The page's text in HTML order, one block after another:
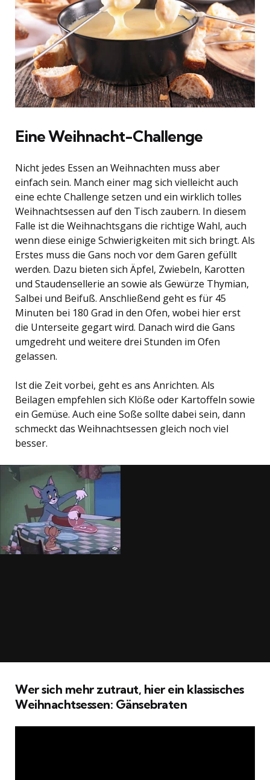
Eine Weihnacht-Challenge
Nicht jedes Essen an Weihnachten muss aber
einfach sein. Manch einer mag sich vielleicht auch
eine echte Challenge setzen und ein wirklich tolles
Weihnachtsessen auf den Tisch zaubern. In diesem
Falle ist die Weihnachtsgans die richtige Wahl, auch
wenn diese einige Schwierigkeiten mit sich bringt. Als
Erstes muss die Gans noch vor dem Garen gefüllt
werden. Dazu bieten sich Äpfel, Zwiebeln, Karotten
und Staudensellerie an sowie als Gewürze Thymian,
Salbei und Beifuß. Anschließend geht es für 45
Minuten bei 180 Grad in den Ofen, wobei hier erst
die Unterseite gegart wird. Danach wird die Gans
umgedreht und weitere drei Stunden im Ofen
gelassen.
Ist die Zeit vorbei, geht es ans Anrichten. Als
Beilagen empfehlen sich Klöße oder Kartoffeln sowie
ein Gemüse. Auch eine Soße sollte dabei sein, dann
schmeckt das Weihnachtsessen gleich noch viel
besser.
Wer sich mehr zutraut, hier ein klassisches
Weihnachtsessen: Gänsebraten